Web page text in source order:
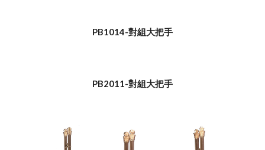
PB1014-對組大把手
PB2011-對組大把手